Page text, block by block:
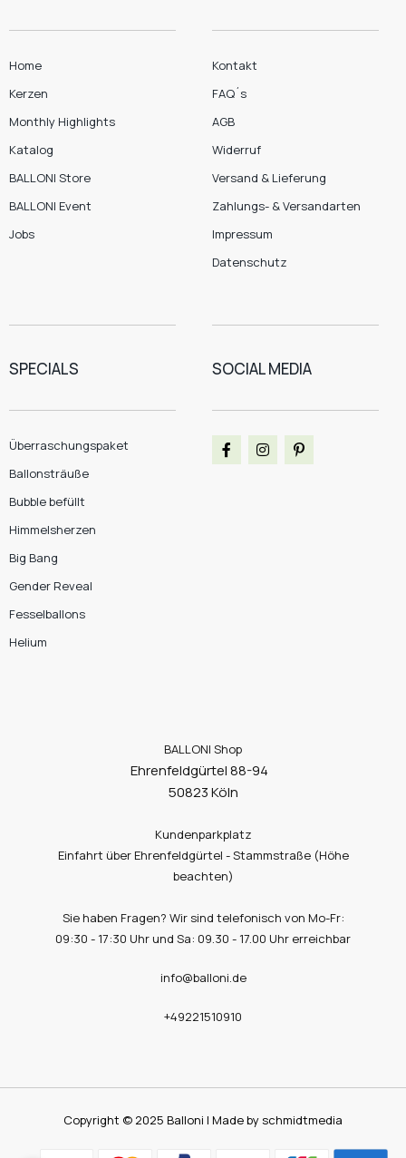
Home
Kerzen
Monthly Highlights
Katalog
BALLONI Store
BALLONI Event
Jobs
Kontakt
FAQ´s
AGB
Widerruf
Versand & Lieferung
Zahlungs- & Versandarten
Impressum
Datenschutz
SPECIALS
Überraschungspaket
Ballonsträuße
Bubble befüllt
Himmelsherzen
Big Bang
Gender Reveal
Fesselballons
Helium
SOCIAL MEDIA
BALLONI Shop
Ehrenfeldgürtel 88-94
50823 Köln
Kundenparkplatz
Einfahrt über Ehrenfeldgürtel - Stammstraße (Höhe
beachten)
Sie haben Fragen? Wir sind telefonisch von Mo-Fr:
09:30 - 17:30 Uhr und Sa: 09.30 - 17.00 Uhr erreichbar
info@balloni.de
+49221510910
Copyright © 2025 Balloni | Made by schmidtmedia